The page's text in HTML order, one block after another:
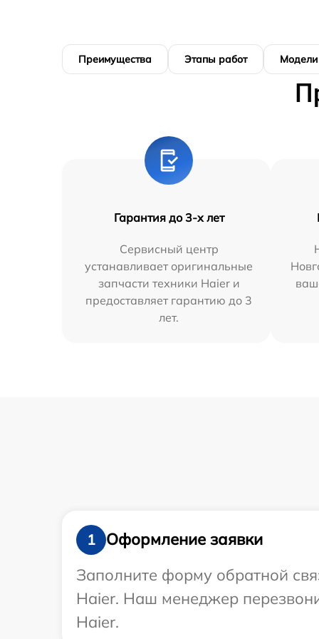
Преимущества Этапы работ Модели
Гарантия до 3-х лет
Сервисный центр
устанавливает оригинальные
запчасти техники Haier и
предоставляет гарантию до 3
лет.
1
Оформление заявки
Заполните форму обратной
Haier. Наш менеджер
Haier.